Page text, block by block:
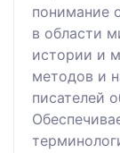
понимание
в области
истории и
методов и
писателей